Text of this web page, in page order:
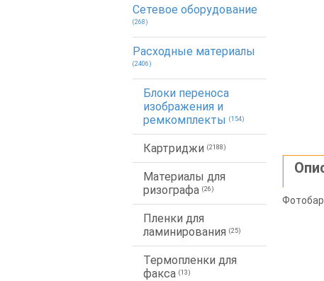
Сетевое оборудование
(268)
Расходные материалы
(2406)
Блоки переноса
изображения и
ремкомплекты (154)
Картриджи (2188)
Материалы для
ризографа (26)
Пленки для
ламинирования (25)
Термопленки для
факса (13)